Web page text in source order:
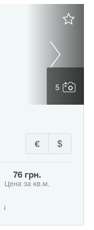
5
$
€
76 грн.
Цена за кв.м.